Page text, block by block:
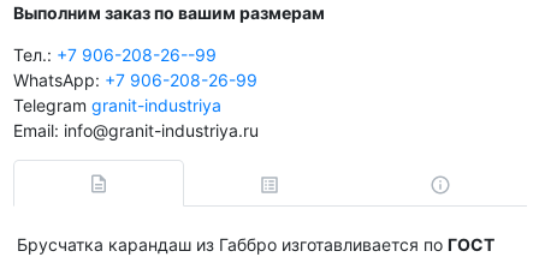
Выполним заказ по вашим размерам
Тел.: +7 906-208-26--99
WhatsApp: +7 906-208-26-99
Telegram granit-industriya
Email: info@granit-industriya.ru
Брусчатка карандаш из Габбро изготавливается по ГОСТ